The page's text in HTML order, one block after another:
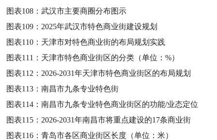
图表108：武汉市主要商圈分布图示
图表109： 2025年武汉市特色商业街建设规划
图表110： 天津市对特色商业街的布局规划实践
图表111： 天津市特色商业街区的分类（单位：%）
图表112： 2026-2031年天津市特色商业街区的布局规划
图表113：南昌市九条专业特色街
图表114：南昌市九条专业特色商业街区的功能/业态定位
图表115： 2026-2031年南昌市将重点建设的17条商业街
图表116：青岛市各区商业街区长度（单位：米）